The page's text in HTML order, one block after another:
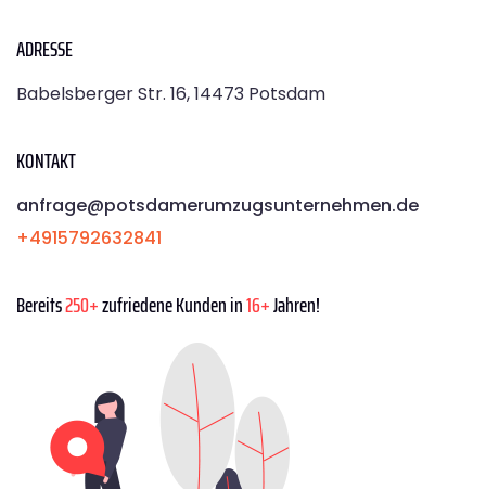
ADRESSE
Babelsberger Str. 16, 14473 Potsdam
KONTAKT
anfrage@potsdamerumzugsunternehmen.de
+4915792632841
Bereits250+zufriedene Kunden in16+Jahren!